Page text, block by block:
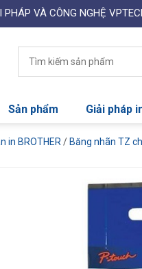
PHÁP VÀ CÔNG NGHỆ
Sản phẩm Giải pháp
in BROTHER / Băng nhãn TZ